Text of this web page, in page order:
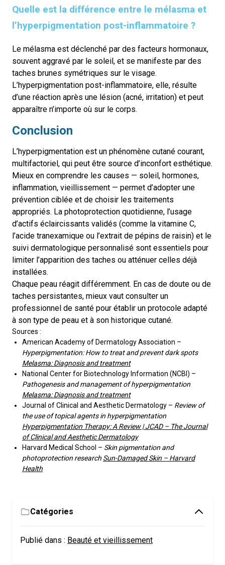
Quelle est la différence entre le mélasma et
l’hyperpigmentation post-inflammatoire ?
Le mélasma est déclenché par des facteurs hormonaux,
souvent aggravé par le soleil, et se manifeste par des
taches brunes symétriques sur le visage.
L’hyperpigmentation post-inflammatoire, elle, résulte
d’une réaction après une lésion (acné, irritation) et peut
apparaître n’importe où sur le corps.
Conclusion
L’hyperpigmentation est un phénomène cutané courant,
multifactoriel, qui peut être source d’inconfort esthétique.
Mieux en comprendre les causes — soleil, hormones,
inflammation, vieillissement — permet d’adopter une
prévention ciblée et de choisir les traitements
appropriés. La photoprotection quotidienne, l’usage
d’actifs éclaircissants validés (comme la vitamine C,
l’acide tranexamique ou l’extrait de pépins de raisin) et le
suivi dermatologique personnalisé sont essentiels pour
limiter l’apparition des taches ou atténuer celles déjà
installées.
Chaque peau réagit différemment. En cas de doute ou de
taches persistantes, mieux vaut consulter un
professionnel de santé pour établir un protocole adapté
à son type de peau et à son historique cutané.
Sources :
American Academy of Dermatology Association –
Hyperpigmentation: How to treat and prevent dark spots
Melasma: Diagnosis and treatment
National Center for Biotechnology Information (NCBI) –
Pathogenesis and management of hyperpigmentation
Melasma: Diagnosis and treatment
Journal of Clinical and Aesthetic Dermatology – Review of
the use of topical agents in hyperpigmentation
Hyperpigmentation Therapy: A Review | JCAD – The Journal
of Clinical and Aesthetic Dermatology
Harvard Medical School – Skin pigmentation and
photoprotection research Sun-Damaged Skin – Harvard
Health
Catégories
Publié dans : Beauté et vieillissement